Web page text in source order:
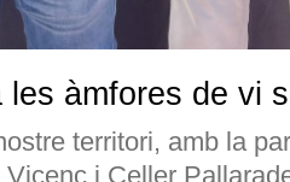
àmfores de vi
territori, amb la
i Celler